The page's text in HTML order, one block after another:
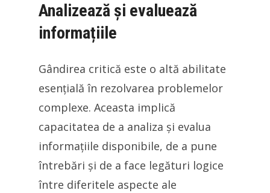
Analizează și evaluează
informațiile
Gândirea critică este o altă abilitate
esențială în rezolvarea problemelor
complexe. Aceasta implică
capacitatea de a analiza și evalua
informațiile disponibile, de a pune
întrebări și de a face legături logice
între diferitele aspecte ale